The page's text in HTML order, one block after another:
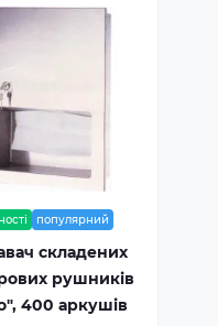
популярний
складених
рушників
400 аркушів